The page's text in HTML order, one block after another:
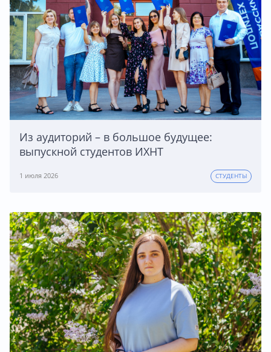
Из аудиторий – в большое будущее:
выпускной студентов ИХНТ
1 июля 2026 СТУДЕНТЫ